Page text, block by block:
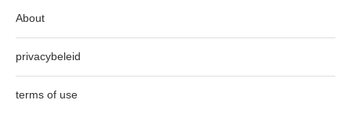
About
privacybeleid
terms of use